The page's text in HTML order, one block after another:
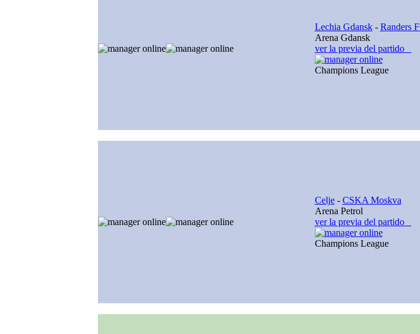
Lechia Gdansk- Randers
Arena Gdansk
ver la previa del partido
Champions League
Celje- CSKA Moskva
Arena Petrol
ver la previa del partido
Champions League